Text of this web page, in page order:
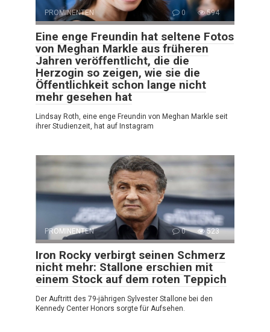
PROMINENTEN 0 594
Eine enge Freundin hat seltene Fotos
von Meghan Markle aus früheren
Jahren veröffentlicht, die die
Herzogin so zeigen, wie sie die
Öffentlichkeit schon lange nicht
mehr gesehen hat
Lindsay Roth, eine enge Freundin von Meghan Markle seit
ihrer Studienzeit, hat auf Instagram
PROMINENTEN 0 523
Iron Rocky verbirgt seinen Schmerz
nicht mehr: Stallone erschien mit
einem Stock auf dem roten Teppich
Der Auftritt des 79-jährigen Sylvester Stallone bei den
Kennedy Center Honors sorgte für Aufsehen.